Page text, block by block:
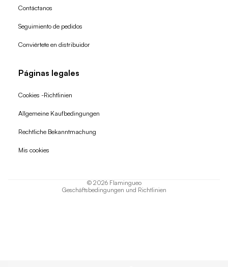
Contáctanos
Seguimiento de pedidos
Conviértete en distribuidor
Páginas legales
Cookies -Richtlinien
Allgemeine Kaufbedingungen
Rechtliche Bekanntmachung
Mis cookies
© 2026 Flamingueo
Geschäftsbedingungen und Richtlinien
Widerrufsrecht